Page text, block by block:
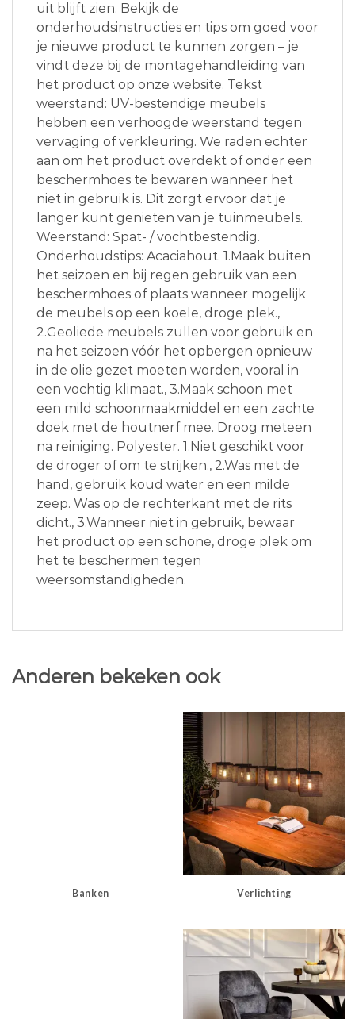
uit blijft zien. Bekijk de
onderhoudsinstructies en tips om goed voor
je nieuwe product te kunnen zorgen – je
vindt deze bij de montagehandleiding van
het product op onze website. Tekst
weerstand: UV-bestendige meubels
hebben een verhoogde weerstand tegen
vervaging of verkleuring. We raden echter
aan om het product overdekt of onder een
beschermhoes te bewaren wanneer het
niet in gebruik is. Dit zorgt ervoor dat je
langer kunt genieten van je tuinmeubels.
Weerstand: Spat- / vochtbestendig.
Onderhoudstips: Acaciahout. 1.Maak buiten
het seizoen en bij regen gebruik van een
beschermhoes of plaats wanneer mogelijk
de meubels op een koele, droge plek.,
2.Geoliede meubels zullen voor gebruik en
na het seizoen vóór het opbergen opnieuw
in de olie gezet moeten worden, vooral in
een vochtig klimaat., 3.Maak schoon met
een mild schoonmaakmiddel en een zachte
doek met de houtnerf mee. Droog meteen
na reiniging. Polyester. 1.Niet geschikt voor
de droger of om te strijken., 2.Was met de
hand, gebruik koud water en een milde
zeep. Was op de rechterkant met de rits
dicht., 3.Wanneer niet in gebruik, bewaar
het product op een schone, droge plek om
het te beschermen tegen
weersomstandigheden.
Anderen bekeken ook
Banken Verlichting